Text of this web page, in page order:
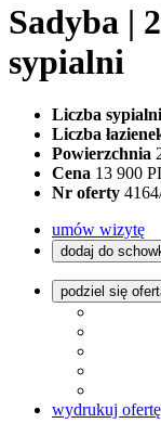
Sadyba |
sypialni
Liczba sypialni
Liczba
Powierzchnia
Cena 13 900
Nr oferty
umów wizytę
dodaj do
podziel się
wydrukuj ofertę